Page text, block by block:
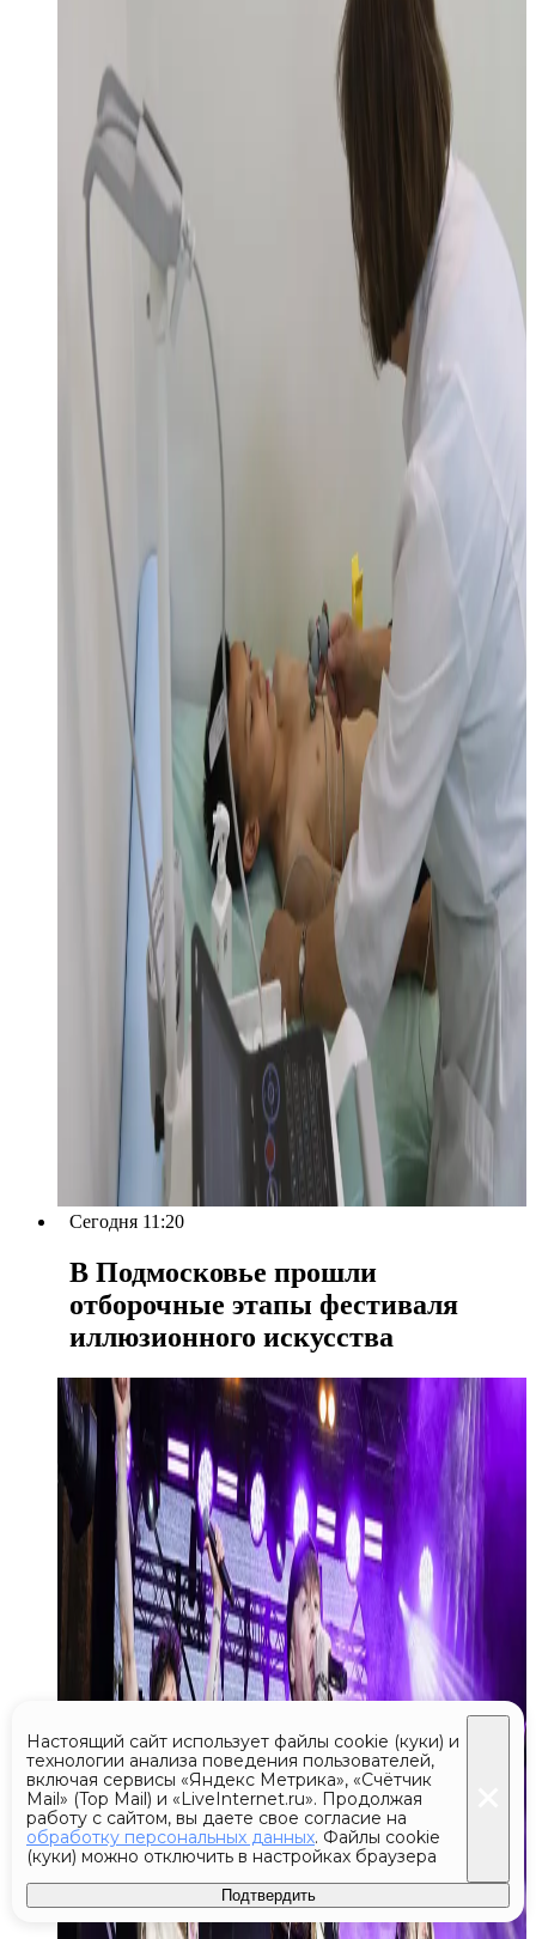
Сегодня 11:20
В Подмосковье прошли
отборочные этапы фестиваля
иллюзионного искусства
Настоящий сайт использует файлы cookie (куки) и
технологии анализа поведения пользователей,
включая сервисы «Яндекс Метрика», «Счётчик
Mail» (Top Mail) и «LiveInternet.ru». Продолжая
работу с сайтом, вы даете свое согласие на
обработку персональных данных. Файлы cookie
(куки) можно отключить в настройках браузера
Подтвердить